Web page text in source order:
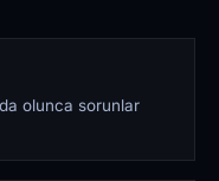
olunca sorunlar